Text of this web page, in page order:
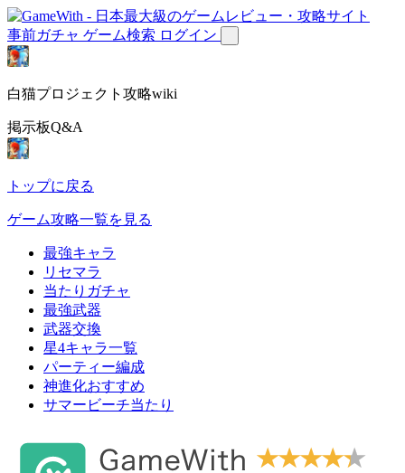
事前ガチャ ゲーム検索 ログイン
白猫プロジェクト攻略wiki
掲示板Q&A
トップに戻る
ゲーム攻略一覧を見る
最強キャラ
リセマラ
当たりガチャ
最強武器
武器交換
星4キャラ一覧
パーティー編成
神進化おすすめ
サマービーチ当たり